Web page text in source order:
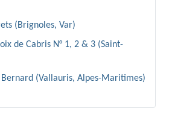
(Brignoles, Var)
de Cabris N° 1, 2 & 3 (Saint-
(Vallauris, Alpes-Maritimes)